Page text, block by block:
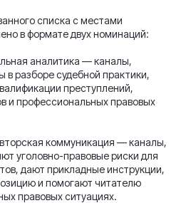
списка с местами
в формате двух номинаций:
аналитика — каналы,
в разборе судебной практики,
преступлений,
и профессиональных правовых
коммуникация — каналы,
уголовно-правовые риски для
дают прикладные инструкции,
и помогают читателю
правовых ситуациях.